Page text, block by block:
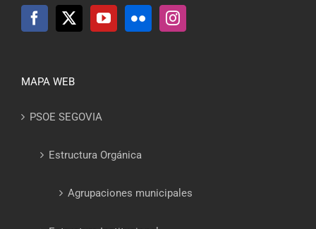
MAPA WEB
PSOE SEGOVIA
Estructura Orgánica
Agrupaciones municipales